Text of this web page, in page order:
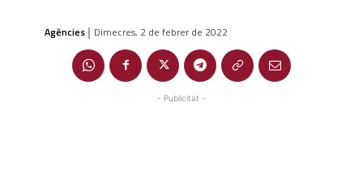
Agències | Dimecres, 2 de febrer de 2022
- Publicitat -